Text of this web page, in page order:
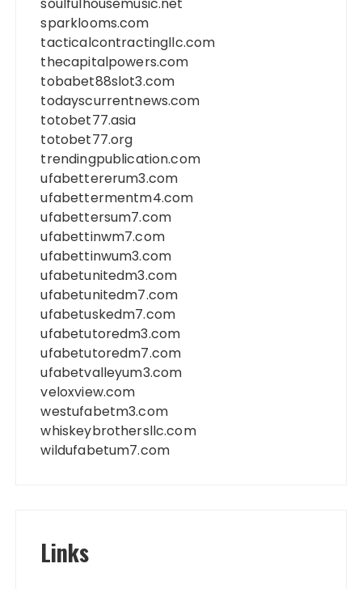
soulfulhousemusic.net
sparklooms.com
tacticalcontractingllc.com
thecapitalpowers.com
tobabet88slot3.com
todayscurrentnews.com
totobet77.asia
totobet77.org
trendingpublication.com
ufabettererum3.com
ufabettermentm4.com
ufabettersum7.com
ufabettinwm7.com
ufabettinwum3.com
ufabetunitedm3.com
ufabetunitedm7.com
ufabetuskedm7.com
ufabetutoredm3.com
ufabetutoredm7.com
ufabetvalleyum3.com
veloxview.com
westufabetm3.com
whiskeybrothersllc.com
wildufabetum7.com
Links